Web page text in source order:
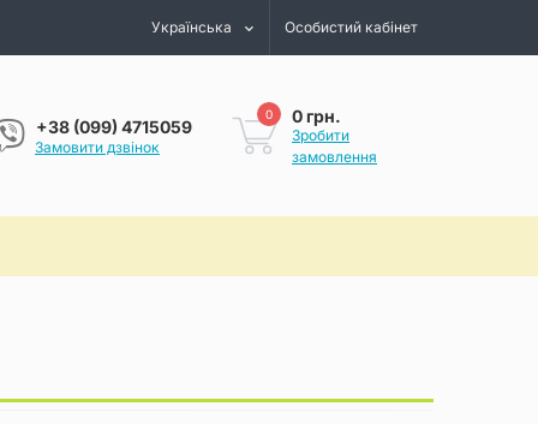
Українська Особистий кабінет
+38 (099) 4715059
Замовити дзвінок
0 0 грн.
Зробити
замовлення